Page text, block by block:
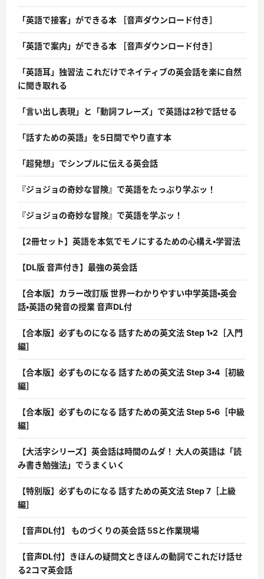
「英語で接客」ができる本 ［音声ダウンロード付き］
「英語で案内」ができる本 ［音声ダウンロード付き］
「英語耳」独習法 これだけでネイティブの英会話を楽に自然
に聞き取れる
「言い出し表現」と「動詞フレーズ」で英語は2秒で話せる
「話すための英語」を5日間でやり直す本
「超発想」でシンプルに伝える英会話
『ジョジョの奇妙な冒険』で英語をたっぷり学ぶッ！
『ジョジョの奇妙な冒険』で英語を学ぶッ！
【2冊セット】英語を本気でモノにするための心構え・学習法
【DL版 音声付き】最強の英会話
【合本版】カラー改訂版 世界一わかりやすい中学英語・英会
話・英語の発音の授業 音声DL付
【合本版】必ずものになる 話すための英文法 Step 1・2［入門
編］
【合本版】必ずものになる 話すための英文法 Step 3・4［初級
編］
【合本版】必ずものになる 話すための英文法 Step 5・6［中級
編］
【大活字シリーズ】英会話は時間のムダ！ 大人の英語は「読
み書き勉強法」でうまくいく
【特別版】必ずものになる 話すための英文法 Step 7［上級
編］
【音声DL付】 ものづくりの英会話 5Sと作業現場
【音声DL付】きほんの疑問文ときほんの動詞でこれだけ話せ
る2コマ英会話